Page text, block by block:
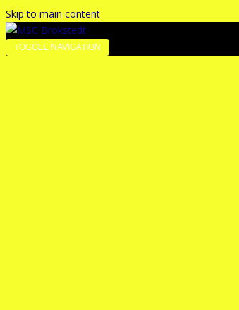
Skip to main content
TOGGLE NAVIGATION